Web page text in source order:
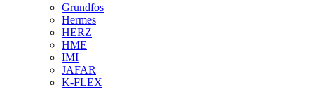
Grundfos
Hermes
HERZ
HME
IMI
JAFAR
K-FLEX